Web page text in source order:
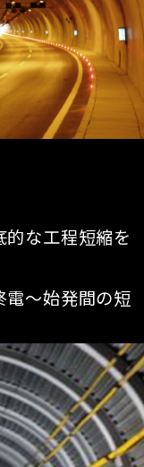
な工程短縮を
電～始発間の短